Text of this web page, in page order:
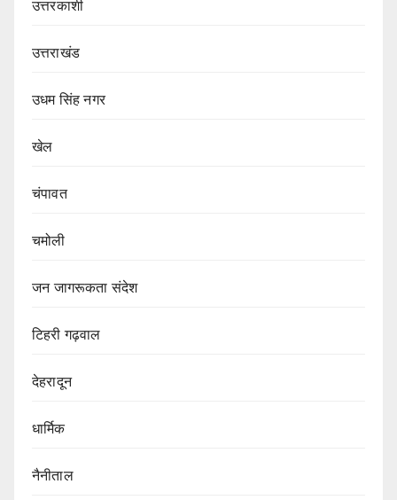
उत्तरकाशी
उत्तराखंड
उधम सिंह नगर
खेल
चंपावत
चमोली
जन जागरूकता संदेश
टिहरी गढ़वाल
देहरादून
धार्मिक
नैनीताल